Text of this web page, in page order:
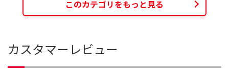
このカテゴリをもっと見る
カスタマーレビュー